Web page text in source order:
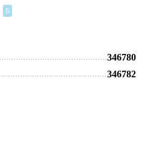
Б
346780
346782